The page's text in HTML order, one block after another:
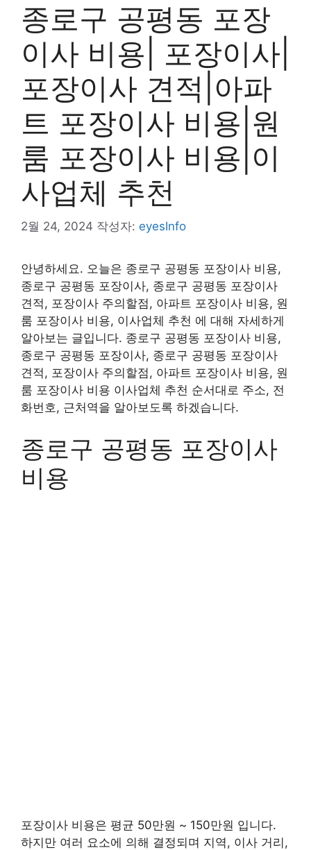
종로구 공평동 포장
이사 비용| 포장이사|
포장이사 견적|아파
트 포장이사 비용|원
룸 포장이사 비용|이
사업체 추천
2월 24, 2024 작성자: eyesInfo
안녕하세요. 오늘은 종로구 공평동 포장이사 비용,
종로구 공평동 포장이사, 종로구 공평동 포장이사
견적, 포장이사 주의할점, 아파트 포장이사 비용, 원
룸 포장이사 비용, 이사업체 추천 에 대해 자세하게
알아보는 글입니다. 종로구 공평동 포장이사 비용,
종로구 공평동 포장이사, 종로구 공평동 포장이사
견적, 포장이사 주의할점, 아파트 포장이사 비용, 원
룸 포장이사 비용 이사업체 추천 순서대로 주소, 전
화번호, 근처역을 알아보도록 하겠습니다.
종로구 공평동 포장이사
비용
포장이사 비용은 평균 50만원 ~ 150만원 입니다.
하지만 여러 요소에 의해 결정되며 지역, 이사 거리,